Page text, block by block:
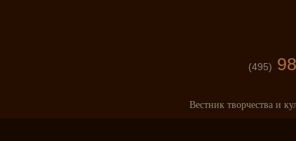
(495)
Вестник творчества и